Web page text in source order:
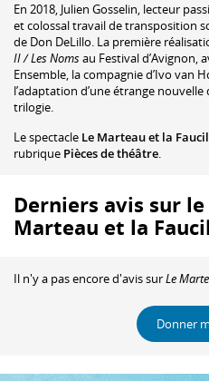
En 2018, Julien Gosselin, lecteur
et colossal travail de transposition
de Don DeLillo. La première
II / Les Nomsau Festival d’Avignon,
Ensemble, la compagnie d’Ivo van
l’adaptation d’une étrange
trilogie.
Le spectacle Le Marteau et la
rubrique Pièces de théâtre.
Derniers avis sur le
Marteau et la
Il n'y a pas encore d'avis surLe
Donner